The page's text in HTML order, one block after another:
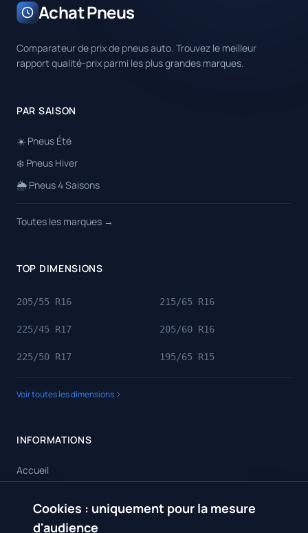
Achat Pneus
Comparateur de prix de pneus auto. Trouvez le meilleur
rapport qualité-prix parmi les plus grandes marques.
PAR SAISON
☀️ Pneus Été
❄️ Pneus Hiver
🌦️ Pneus 4 Saisons
Toutes les marques →
TOP DIMENSIONS
205/55 R16 215/65 R16
225/45 R17 205/60 R16
225/50 R17 195/65 R15
Voir toutes les dimensions
INFORMATIONS
Accueil
Toutes les marques
Cookies : uniquement pour la mesure
d'audience